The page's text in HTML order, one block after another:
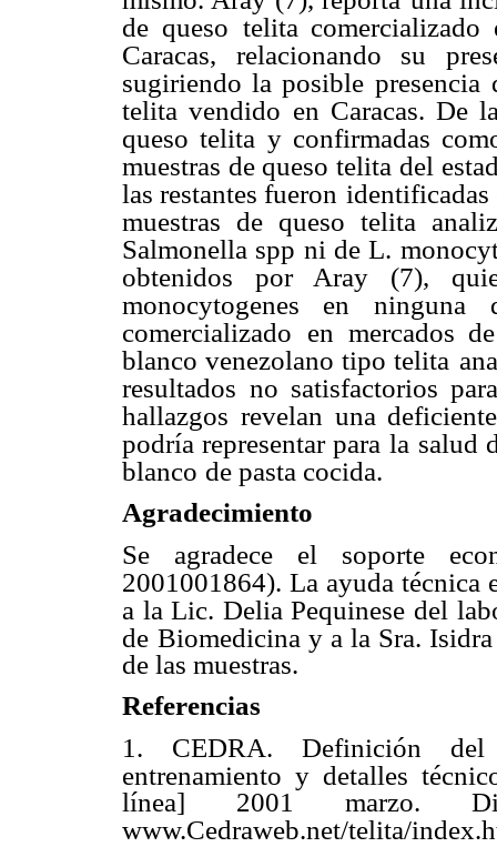
de queso telita comercializado
Caracas, relacionando su
sugiriendo la posible presencia
telita vendido en Caracas. De
queso telita y confirmadas
muestras de queso telita del
las restantes fueron identificadas
muestras de queso telita
Salmonella spp ni de L.
obtenidos por Aray (7),
monocytogenes en
ninguna
comercializado en mercados
blanco venezolano tipo telita
resultados no satisfactorios
hallazgos revelan una
podría representar para la salud
blanco de pasta cocida.
Agradecimiento
Se agradece el soporte
2001001864). La ayuda técnica
a la Lic. Delia Pequinese del
de Biomedicina y a la Sra.
de las muestras.
Referencias
1. CEDRA. Definición del
entrenamiento y detalles
línea] 2001 marzo.
www.Cedraweb.net/telita/